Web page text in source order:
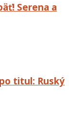
Serena a
titul: Ruský